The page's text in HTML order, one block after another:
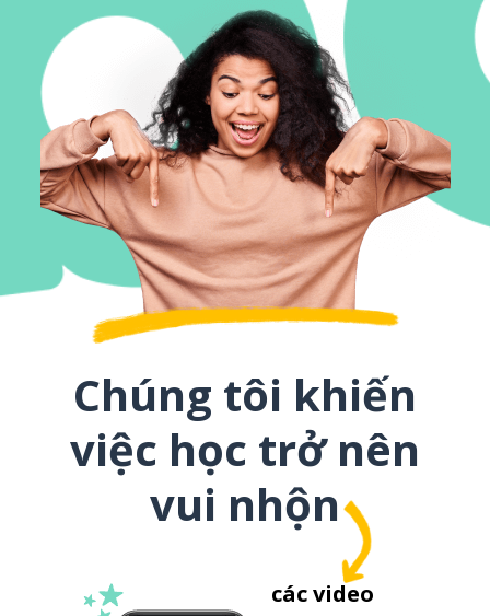
Chúng tôi khiến
việc học trở nên
vui nhộn
các video